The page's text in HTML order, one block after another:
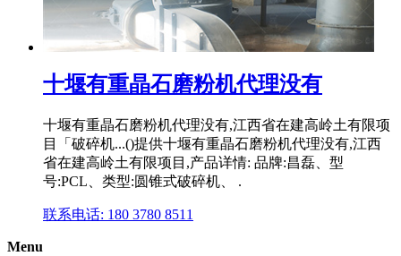
十堰有重晶石磨粉机代理没有
十堰有重晶石磨粉机代理没有,江西省在建高岭土有限项
目「破碎机...()提供十堰有重晶石磨粉机代理没有,江西
省在建高岭土有限项目,产品详情: 品牌:昌磊、型
号:PCL、类型:圆锥式破碎机、 .
联系电话: 180 3780 8511
Menu